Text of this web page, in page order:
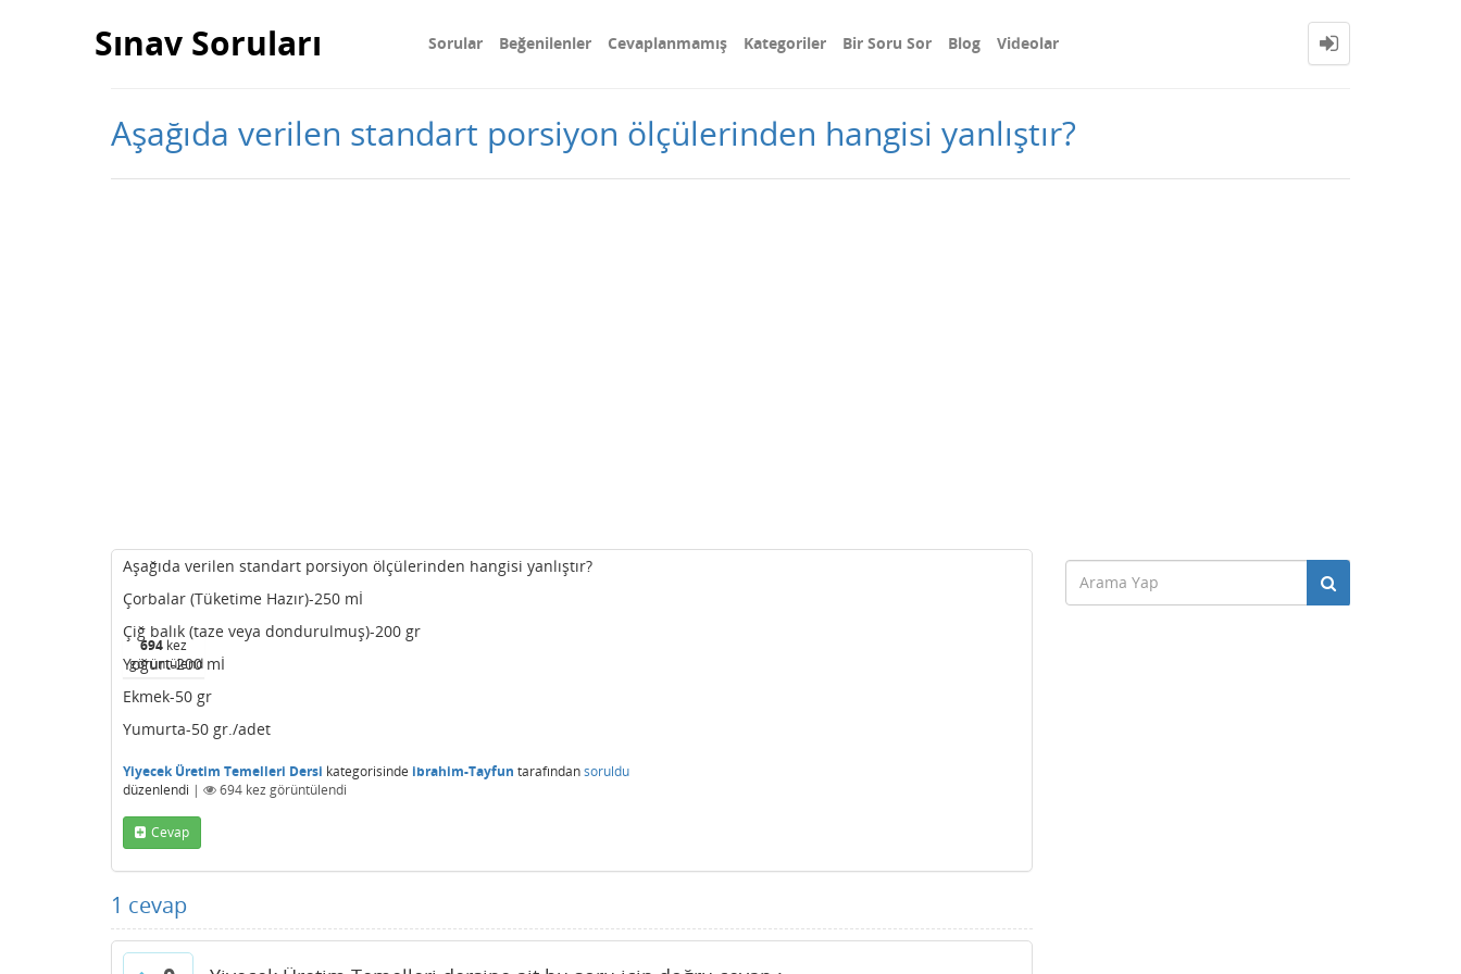
Sınav Soruları Sorular Beğenilenler Cevaplanmamış Kategoriler Bir Soru Sor Blog Videolar
Aşağıda verilen standart porsiyon ölçülerinden hangisi yanlıştır?
694 kez
görüntülendi
Aşağıda verilen standart porsiyon ölçülerinden hangisi yanlıştır?
Çorbalar (Tüketime Hazır)-250 mİ
Çiğ balık (taze veya dondurulmuş)-200 gr
Yoğurt-200 mİ
Ekmek-50 gr
Yumurta-50 gr./adet
Yiyecek Üretim Temelleri Dersi kategorisinde ibrahim-Tayfun tarafındansoruldu
düzenlendi | 694 kez görüntülendi
Cevap
1 cevap